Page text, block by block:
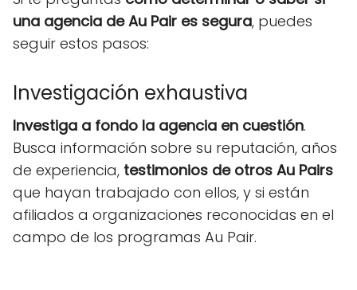
una agencia de Au Pair es segura, puedes
seguir estos pasos:
Investigación exhaustiva
Investiga a fondo la agencia en cuestión.
Busca información sobre su reputación, años
de experiencia, testimonios de otros Au Pairs
que hayan trabajado con ellos, y si están
afiliados a organizaciones reconocidas en el
campo de los programas Au Pair.